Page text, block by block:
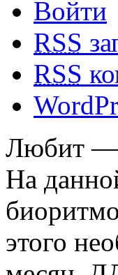
Войти
RSS
RSS
Любит —
На
этого